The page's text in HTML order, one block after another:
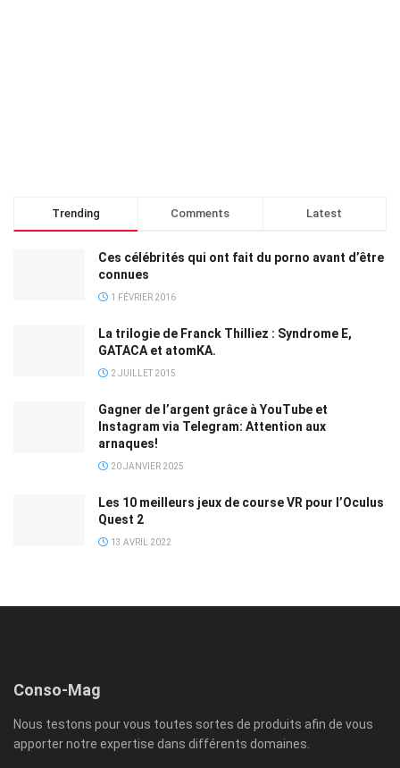
Trending Comments Latest
Ces célébrités qui ont fait du porno avant d’être
connues
1 FÉVRIER 2016
La trilogie de Franck Thilliez : Syndrome E,
GATACA et atomKA.
2 JUILLET 2015
Gagner de l’argent grâce à YouTube et
Instagram via Telegram: Attention aux
arnaques!
20 JANVIER 2025
Les 10 meilleurs jeux de course VR pour l’Oculus
Quest 2
13 AVRIL 2022
Conso-Mag
Nous testons pour vous toutes sortes de produits afin de vous
apporter notre expertise dans différents domaines.